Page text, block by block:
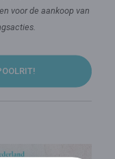
voor de aankoop van